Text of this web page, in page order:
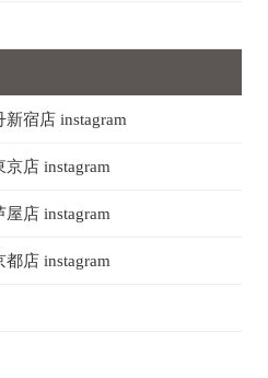
宿店 instagram
店 instagram
店 instagram
店 instagram